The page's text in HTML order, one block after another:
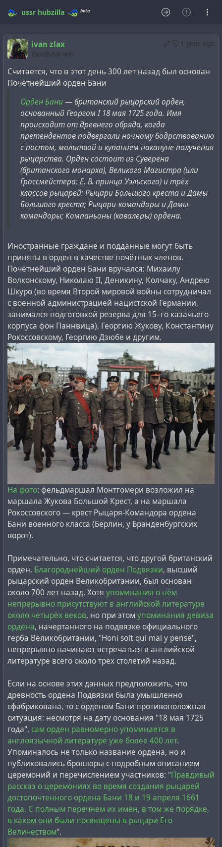
ussr hubzilla beta
1 year ago
ivan zlax
zlax@ussr.win
Считается, что в этот день 300 лет назад был основан
Почётнейший орден Бани
Орден Бани— британский рыцарский орден,
основанный Георгом I 18 мая 1725 года. Имя
происходит от древнего обряда, когда
претендентов подвергали ночному бодрствованию
с постом, молитвой и купанием накануне получения
рыцарства. Орден состоит из Суверена
(британского монарха), Великого Магистра (или
Гроссмейстера; Е. В. принца Уэльского) и трёх
классов рыцарей: Рыцари Большого креста и Дамы
Большого креста; Рыцари-командоры и Дамы-
командоры; Компаньоны (кавалеры) ордена.
Иностранные граждане и подданные могут быть
приняты в орден в качестве почётных членов.
Почётнейший орден Бани вручался: Михаилу
Волконскому, Николаю II, Деникину, Колчаку, Андрею
Шкуро (во время Второй мировой войны сотрудничал
с военной администрацией нацистской Германии,
занимался подготовкой резерва для 15–го казачьего
корпуса фон Паннвица), Георгию Жукову, Константину
Рокоссовскому, Георгию Дзюбе и другим.
На фото: фельдмаршал Монтгомери возложил на
маршала Жукова Большой Крест, а на маршала
Рокоссовского — крест Рыцаря-Командора ордена
Бани военного класса (Берлин, у Бранденбургских
ворот).
Примечательно, что считается, что другой британский
орден, Благороднейший орден Подвязки, высший
рыцарский орден Великобритании, был основан
около 700 лет назад. Хотя упоминания о нём
непрерывно присутствуют в английской литературе
около четырёх веков, но при этомупоминания девиза
ордена, начертанного на подвязке официального
герба Великобритании, "Honi soit qui mal y pense",
непрерывно начинают встречаться в английской
литературе всего около трёх столетий назад.
Если на основе этих данных предположить, что
древность ордена Подвязки была умышленно
сфабрикована, то с орденом Бани противоположная
ситуация: несмотря на дату основания "18 мая 1725
года", сам орден равномерно упоминается в
англоязычной литературе уже более 400 лет.
Упоминалось не только название ордена, но и
публиковались брошюры с подробным описанием
церемоний и перечислением участников: "Правдивый
рассказ о церемониях во время создания рыцарей
достопочтенного ордена Бани 18 и 19 апреля 1661
года. С полным перечнем их имён, в том же порядке,
в каком они были посвящены в рыцари Его
Величеством".